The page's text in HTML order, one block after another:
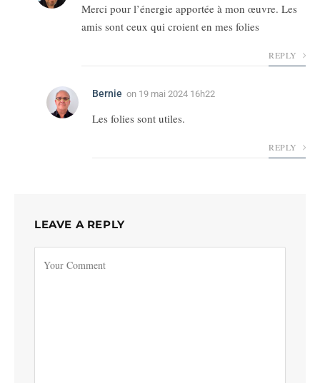
Merci pour l’énergie apportée à mon œuvre. Les
amis sont ceux qui croient en mes folies
REPLY
Bernie on 19 mai 2024 16h22
Les folies sont utiles.
REPLY
LEAVE A REPLY